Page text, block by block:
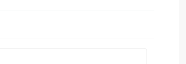
will not melt or deform
the original handguard